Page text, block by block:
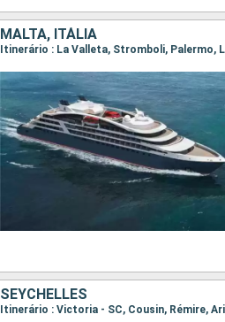
MALTA, ITÁLIA
Itinerário : La Valleta, Stromboli, Palermo,
SEYCHELLES
Itinerário : Victoria - SC, Cousin, Rémire,